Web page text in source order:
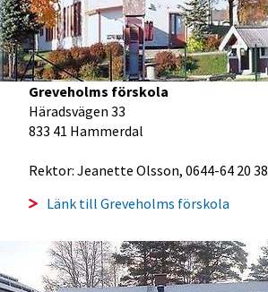
Greveholms förskola
Häradsvägen 33
833 41 Hammerdal
Rektor: Jeanette Olsson, 0644-64 20 38
Länk till Greveholms förskola